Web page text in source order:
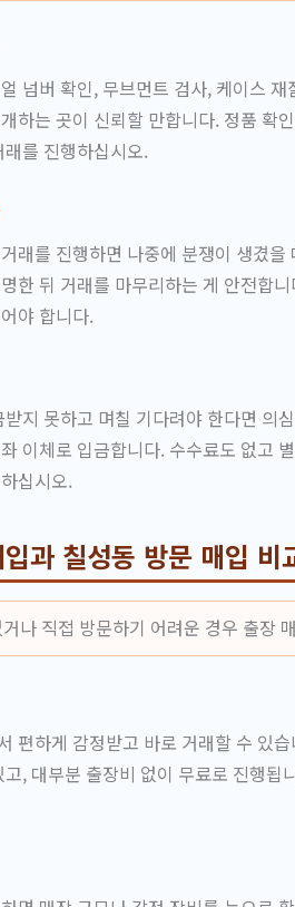
넘버 확인, 무브먼트 검사, 케이스
하는 곳이 신뢰할 만합니다. 정품 확
를 진행하십시오.
래를 진행하면 나중에 분쟁이 생겼
한 뒤 거래를 마무리하는 게 안전합
야 합니다.
지 못하고 며칠 기다려야 한다면 의
이체로 입금합니다. 수수료도 없고
십시오.
과 칠성동 방문 매입 비
나 직접 방문하기 어려운 경우 출장
편하게 감정받고 바로 거래할 수 있
, 대부분 출장비 없이 무료로 진행